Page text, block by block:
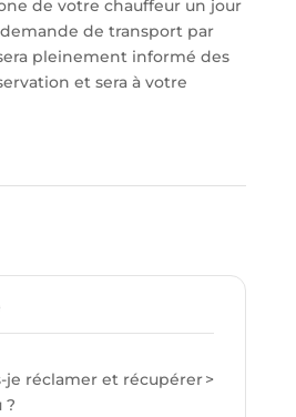
de votre chauffeur un jour
de transport par
pleinement informé des
et sera à votre
je réclamer et récupérer
?